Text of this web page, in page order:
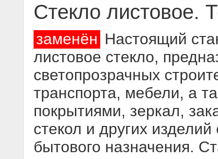
Стекло листовое.
заменён Настоящий
листовое стекло,
светопрозрачных
транспорта, мебели, а
покрытиями, зеркал,
стекол и других изделий
бытового назначения.